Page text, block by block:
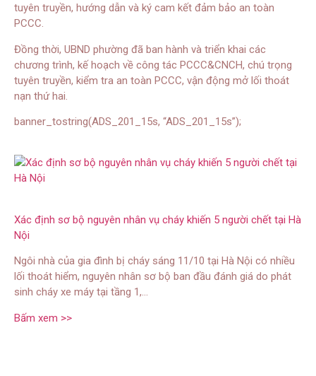
tuyên truyền, hướng dẫn và ký cam kết đảm bảo an toàn
PCCC.
Đồng thời, UBND phường đã ban hành và triển khai các
chương trình, kế hoạch về công tác PCCC&CNCH, chú trọng
tuyên truyền, kiểm tra an toàn PCCC, vận động mở lối thoát
nạn thứ hai.
banner_tostring(ADS_201_15s, “ADS_201_15s”);
Xác định sơ bộ nguyên nhân vụ cháy khiến 5 người chết tại Hà
Nội
Ngôi nhà của gia đình bị cháy sáng 11/10 tại Hà Nội có nhiều
lối thoát hiểm, nguyên nhân sơ bộ ban đầu đánh giá do phát
sinh cháy xe máy tại tầng 1,…
Bấm xem >>